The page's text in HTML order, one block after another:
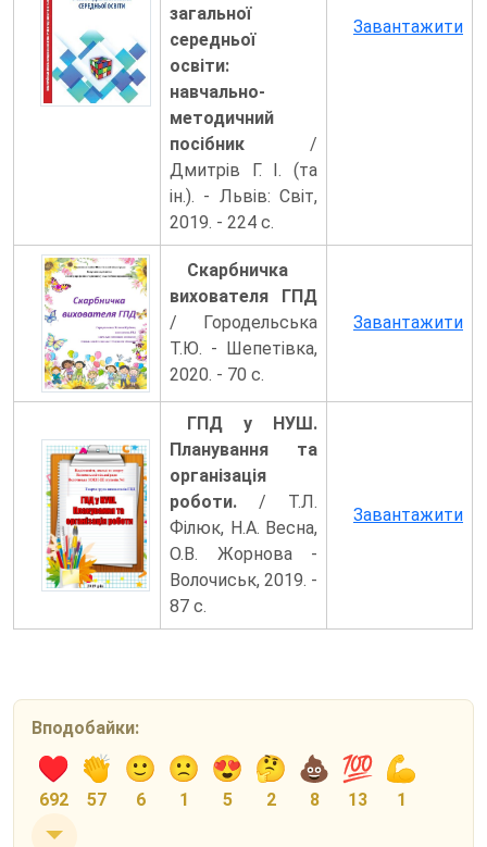
загальної
середньої
освіти:
навчально-
методичний
посібник /
Дмитрів Г. І. (та
ін.). - Львів: Світ,
2019. - 224 с.
Завантажити
Скарбничка
вихователя ГПД
/ Городельська
Т.Ю. - Шепетівка,
2020. - 70 с.
Завантажити
ГПД у НУШ.
Планування та
організація
роботи. / Т.Л.
Філюк, Н.А. Весна,
О.В. Жорнова -
Волочиськ, 2019. -
87 с.
Завантажити
Вподобайки:
692 57 6 1 5 2 8 13 1